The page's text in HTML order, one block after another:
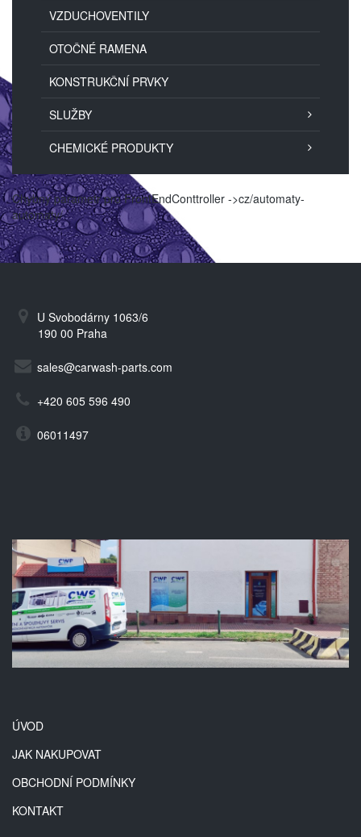
VZDUCHOVENTILY
OTOČNÉ RAMENA
KONSTRUKČNÍ PRVKY
SLUŽBY
CHEMICKÉ PRODUKTY
Chybný parametr pro FrontEndConttroller ->cz/automaty-
automaty/
U Svobodárny 1063/6
190 00 Praha
sales@carwash-parts.com
+420 605 596 490
06011497
ÚVOD
JAK NAKUPOVAT
OBCHODNÍ PODMÍNKY
KONTAKT